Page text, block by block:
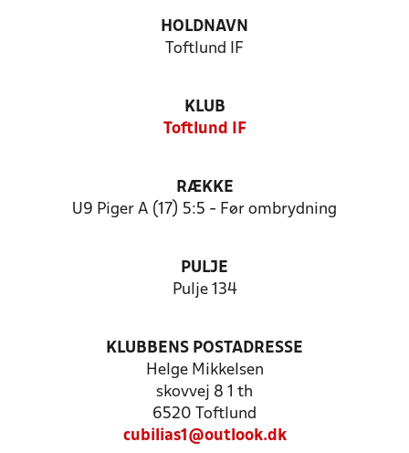
HOLDNAVN
Toftlund IF
KLUB
Toftlund IF
RÆKKE
U9 Piger A (17) 5:5 - Før ombrydning
PULJE
Pulje 134
KLUBBENS POSTADRESSE
Helge Mikkelsen
skovvej 8 1 th
6520 Toftlund
cubilias1@outlook.dk